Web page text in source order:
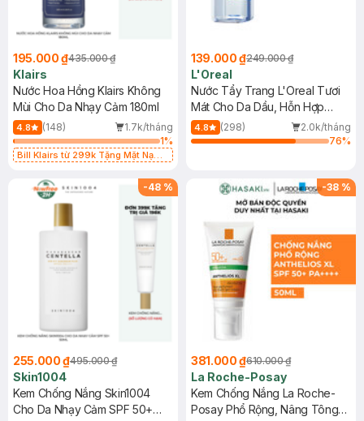
195.000 ₫435.000 ₫
Klairs
Nước Hoa Hồng Klairs Không
Mùi Cho Da Nhạy Cảm 180ml
4.8 (148)
1.7k/tháng
1%
Bill Klairs từ 299k Tặng Mặt Nạ
25ml (SL Có Hạn)
139.000 ₫249.000 ₫
L'Oreal
Nước Tẩy Trang L'Oreal Tươi
Mát Cho Da Dầu, Hỗn Hợp
400ml
4.8 (298)
2.0k/tháng
76%
-48 %
255.000 ₫495.000 ₫
Skin1004
Kem Chống Nắng Skin1004
Cho Da Nhạy Cảm SPF 50+
-38 %
381.000 ₫610.000 ₫
La Roche-Posay
Kem Chống Nắng La Roche-
Posay Phổ Rộng, Nâng Tông